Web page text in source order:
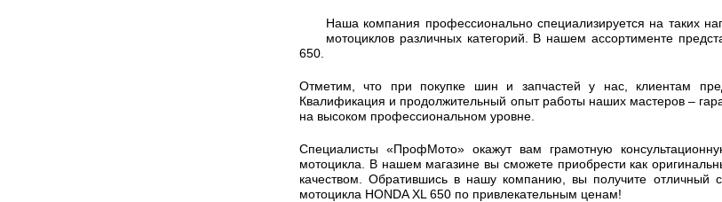
Наша компания профессионально специализируется на таких
мотоциклов различных категорий. В нашем ассортименте
650.
Отметим, что при покупке шин и запчастей у нас, клиентам
Квалификация и продолжительный опыт работы наших мастеров –
на высоком профессиональном уровне.
Специалисты «ПрофМото» окажут вам грамотную
мотоцикла. В нашем магазине вы сможете приобрести как
качеством. Обратившись в нашу компанию, вы получите отличный
мотоцикла HONDA XL 650 по привлекательным ценам!